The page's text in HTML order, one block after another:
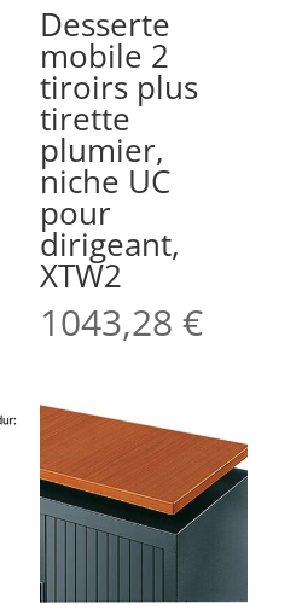
Desserte
mobile 2
tiroirs plus
tirette
plumier,
niche UC
pour
dirigeant,
XTW2
1043,28€